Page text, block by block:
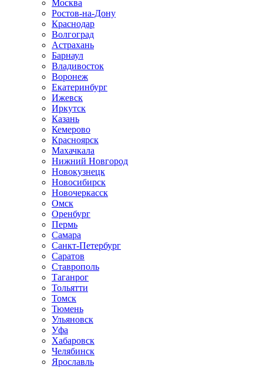
Москва
Ростов-на-Дону
Краснодар
Волгоград
Астрахань
Барнаул
Владивосток
Воронеж
Екатеринбург
Ижевск
Иркутск
Казань
Кемерово
Красноярск
Махачкала
Нижний Новгород
Новокузнецк
Новосибирск
Новочеркаcск
Омск
Оренбург
Пермь
Самара
Санкт-Петербург
Саратов
Ставрополь
Таганрог
Тольятти
Томск
Тюмень
Ульяновск
Уфа
Хабаровск
Челябинск
Ярославль